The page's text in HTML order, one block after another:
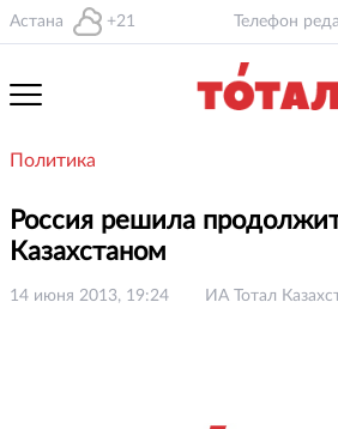
Астана +21 Телефон
Политика
Россия решила
Казахстаном
14 июня 2013, 19:24 ИА Тотал